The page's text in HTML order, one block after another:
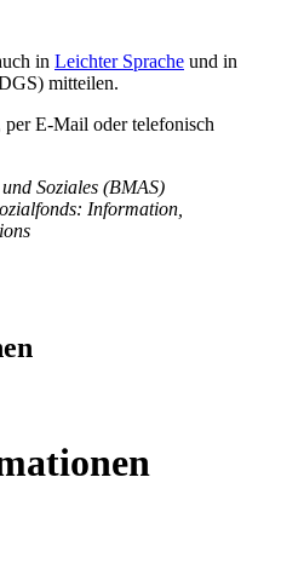
in Leichter Sprache und in
mitteilen.
per E-Mail oder telefonisch
Soziales (BMAS)
Information,